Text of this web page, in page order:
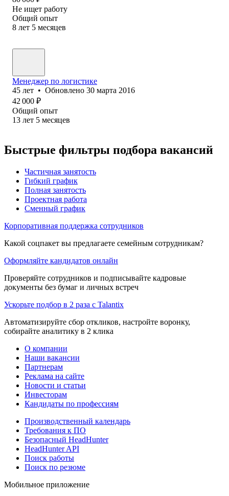
Не ищет работу
Общий опыт
8 лет 5 месяцев
Менеджер по логистике
45 лет • Обновлено 30 марта 2016
42 000 ₽
Общий опыт
13 лет 5 месяцев
Быстрые фильтры подбора вакансий
Частичная занятость
Гибкий график
Полная занятость
Проектная работа
Сменный график
Корпоративная поддержка сотрудников
Какой соцпакет вы предлагаете семейным сотрудникам?
Оформляйте кандидатов онлайн
Проверяйте сотрудников и подписывайте кадровые
документы без бумаг и личных встреч
Ускорьте подбор в 2 раза с Talantix
Автоматизируйте сбор откликов, настройте воронку,
собирайте аналитику в 2 клика
О компании
Наши вакансии
Партнерам
Реклама на сайте
Новости и статьи
Инвесторам
Кандидаты по профессиям
Производственный календарь
Требования к ПО
Безопасный HeadHunter
HeadHunter API
Поиск работы
Поиск по резюме
Мобильное приложение